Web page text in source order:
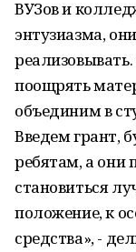
ВУЗов и
энтузиазма,
поощрять
объединим в
Введем грант,
ребятам, а они
становиться
положение, к
средства», -